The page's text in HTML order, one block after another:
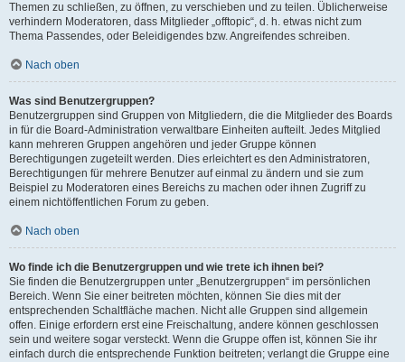
Themen zu schließen, zu öffnen, zu verschieben und zu teilen. Üblicherweise
verhindern Moderatoren, dass Mitglieder „offtopic“, d. h. etwas nicht zum
Thema Passendes, oder Beleidigendes bzw. Angreifendes schreiben.
Nach oben
Was sind Benutzergruppen?
Benutzergruppen sind Gruppen von Mitgliedern, die die Mitglieder des Boards
in für die Board-Administration verwaltbare Einheiten aufteilt. Jedes Mitglied
kann mehreren Gruppen angehören und jeder Gruppe können
Berechtigungen zugeteilt werden. Dies erleichtert es den Administratoren,
Berechtigungen für mehrere Benutzer auf einmal zu ändern und sie zum
Beispiel zu Moderatoren eines Bereichs zu machen oder ihnen Zugriff zu
einem nichtöffentlichen Forum zu geben.
Nach oben
Wo finde ich die Benutzergruppen und wie trete ich ihnen bei?
Sie finden die Benutzergruppen unter „Benutzergruppen“ im persönlichen
Bereich. Wenn Sie einer beitreten möchten, können Sie dies mit der
entsprechenden Schaltfläche machen. Nicht alle Gruppen sind allgemein
offen. Einige erfordern erst eine Freischaltung, andere können geschlossen
sein und weitere sogar versteckt. Wenn die Gruppe offen ist, können Sie ihr
einfach durch die entsprechende Funktion beitreten; verlangt die Gruppe eine